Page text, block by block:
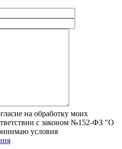
на обработку моих
с законом №152-ФЗ "О
условия